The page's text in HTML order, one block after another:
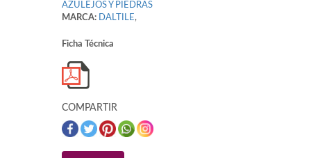
AZULEJOS Y PIEDRAS
MARCA: DALTILE,
Ficha Técnica
COMPARTIR